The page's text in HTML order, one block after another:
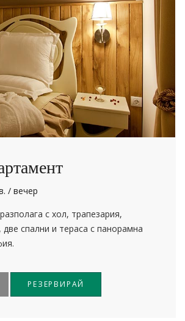
/ вечер
с хол, трапезария,
две спални и тераса с панорамна
РЕЗЕРВИРАЙ